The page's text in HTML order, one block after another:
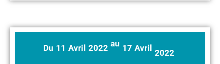
Du 11 Avril 2022 au 17 Avril 2022